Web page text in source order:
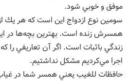
موفق و خوبي شود.
سومين نوع ازدواج اين است كه هر يك
همسرش زنده است. بهترين بچه‌ها در
زندگي باثبات است. اگر آن تعاريفي را
اجرا مي‌كرديم مشكل نداشتيم.
حافظات للغيب يعني همسر شما در غياب